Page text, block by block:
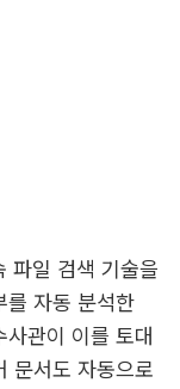
파일 검색 기술을
를 자동 분석한
관이 이를 토대
문서도 자동으로